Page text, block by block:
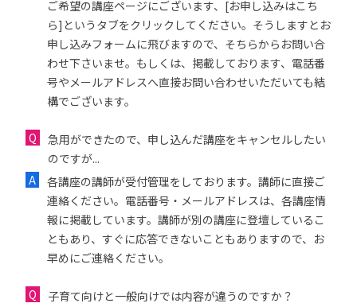
ご希望の講座ページにございます、[お申し込みはこち
ら]というタブをクリックしてください。そうしますとお
申し込みフォームに飛びますので、そちらからお問い合
わせ下さいませ。もしくは、掲載しております、電話番
号やメールアドレスへ直接お問い合わせいただいても結
構でございます。
急用ができたので、申し込んだ講座をキャンセルしたい
のですが...
各講座の講師が受付管理をしております。講師に直接ご
連絡ください。電話番号・メールアドレスは、各講座情
報に掲載しています。講師が別の講座に登壇しているこ
ともあり、すぐに応答できないこともありますので、お
早めにご連絡ください。
子育て向けと一般向けでは内容が違うのですか？